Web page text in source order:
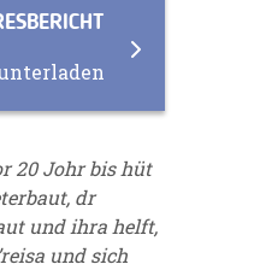
20 Johr bis hüt
dr
und ihra helft,
und sich